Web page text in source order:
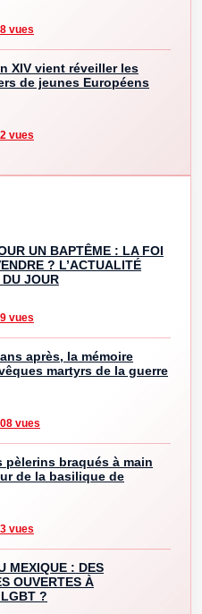
vues
XIV vient réveiller les
de jeunes Européens
vues
UN BAPTÊME : LA FOI
? L’ACTUALITÉ
JOUR
vues
après, la mémoire
martyrs de la guerre
vues
pèlerins braqués à main
de la basilique de
vues
MEXIQUE : DES
OUVERTES À
LGBT ?